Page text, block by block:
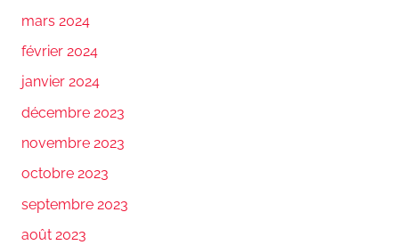
mars 2024
février 2024
janvier 2024
décembre 2023
novembre 2023
octobre 2023
septembre 2023
août 2023